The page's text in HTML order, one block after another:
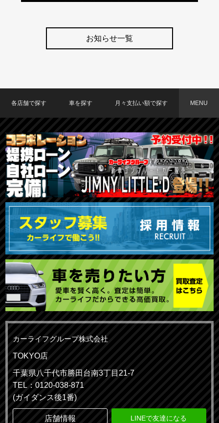
お知らせ一覧
各店舗で探す
TOKYO店在庫車両
大阪店在庫車両
福岡店在庫車両
車を探す
車種で探す
メーカーで探す
月々支払い額で探す
〜19,999円
20,000円〜29,999円
30,000円〜39,999円
40,000円〜49,999円
50,000円〜
MENU
カーライフグループ株式会社
TOKYO店
千葉県八千代市勝田台南3丁目21-7
TEL：0120-038-871
(ガイダンス後1番)
店舗情報 LINEで友達になる